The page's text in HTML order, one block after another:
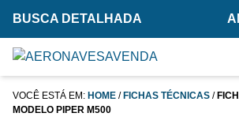
BUSCA DETALHADA
VOCÊ ESTÁ EM: HOME / FICHAS TÉCNICAS /
MODELO PIPER M500